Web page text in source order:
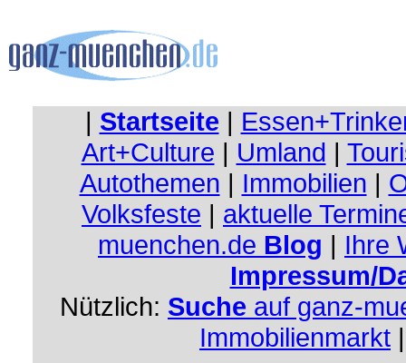
| Startseite |
Art+Culture | Umland |
Autothemen | Immobilien |
Volksfeste | aktuelle
muenchen.de Blog | Ihre
Impressum/
Nützlich: Suche auf ganz-
Immobilienmarkt